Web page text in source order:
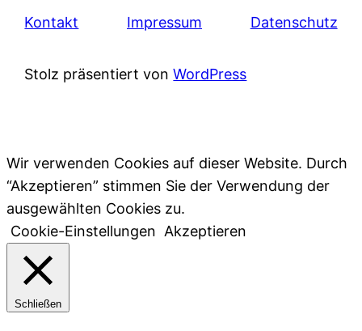
Kontakt Impressum Datenschutz
Stolz präsentiert vonWordPress
Wir verwenden Cookies auf dieser Website. Durch
“Akzeptieren” stimmen Sie der Verwendung der
ausgewählten Cookies zu.
Cookie-Einstellungen Akzeptieren
Schließen